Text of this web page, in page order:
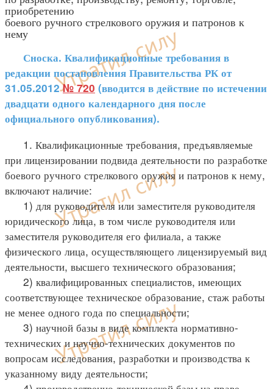
приобретению
боевого ручного стрелкового оружия и патронов к
нему
Сноска. Квалификационные требования в
редакции постановления Правительства РК от
31.05.2012№ 720 (вводится в действие по истечении
двадцати одного календарного дня после
официального опубликования).
1. Квалификационные требования, предъявляемые
при лицензировании подвида деятельности по разработке
боевого ручного стрелкового оружия и патронов к нему,
включают наличие:
1) для руководителя или заместителя руководителя
юридического лица, в том числе руководителя или
заместителя руководителя его филиала, а также
физического лица, осуществляющего лицензируемый вид
деятельности, высшего технического образования;
2) квалифицированных специалистов, имеющих
соответствующее техническое образование, стаж работы
не менее одного года по специальности;
3) научной базы в виде комплекта нормативно-
технических и научно-технических документов по
вопросам исследования, разработки и производства к
указанному виду деятельности;